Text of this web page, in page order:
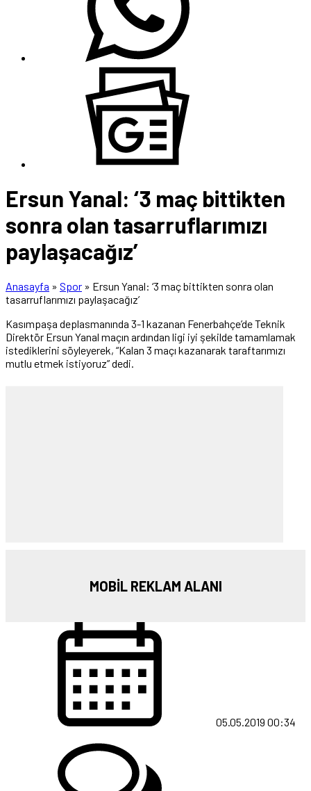
Ersun Yanal: ‘3 maç bittikten
sonra olan tasarruflarımızı
paylaşacağız’
Anasayfa » Spor » Ersun Yanal: ‘3 maç bittikten sonra olan
tasarruflarımızı paylaşacağız’
Kasımpaşa deplasmanında 3-1 kazanan Fenerbahçe’de Teknik
Direktör Ersun Yanal maçın ardından ligi iyi şekilde tamamlamak
istediklerini söyleyerek, “Kalan 3 maçı kazanarak taraftarımızı
mutlu etmek istiyoruz” dedi.
MOBİL REKLAM ALANI
05.05.2019 00:34